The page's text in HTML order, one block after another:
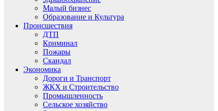
Малый бизнес
Образование и Культура
Происшествия
ДТП
Криминал
Пожары
Скандал
Экономика
Дороги и Транспорт
ЖКХ и Строительство
Промышленность
Сельское хозяйство